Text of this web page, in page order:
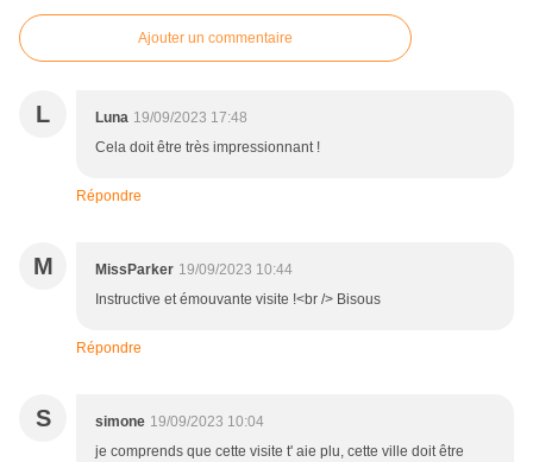
Ajouter un commentaire
L Luna 19/09/2023 17:48
Cela doit être très impressionnant !
Répondre
M MissParker 19/09/2023 10:44
Instructive et émouvante visite !<br /> Bisous
Répondre
S simone 19/09/2023 10:04
je comprends que cette visite t' aie plu, cette ville doit être